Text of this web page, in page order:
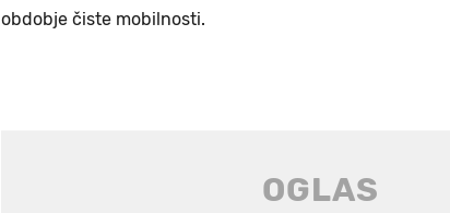
obdobje čiste mobilnosti.